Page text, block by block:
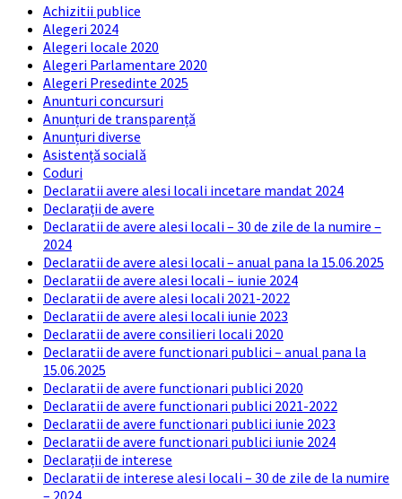
Achizitii publice
Alegeri 2024
Alegeri locale 2020
Alegeri Parlamentare 2020
Alegeri Presedinte 2025
Anunturi concursuri
Anunțuri de transparență
Anunțuri diverse
Asistență socială
Coduri
Declaratii avere alesi locali incetare mandat 2024
Declarații de avere
Declaratii de avere alesi locali – 30 de zile de la numire –
2024
Declaratii de avere alesi locali – anual pana la 15.06.2025
Declaratii de avere alesi locali – iunie 2024
Declaratii de avere alesi locali 2021-2022
Declaratii de avere alesi locali iunie 2023
Declaratii de avere consilieri locali 2020
Declaratii de avere functionari publici – anual pana la
15.06.2025
Declaratii de avere functionari publici 2020
Declaratii de avere functionari publici 2021-2022
Declaratii de avere functionari publici iunie 2023
Declaratii de avere functionari publici iunie 2024
Declarații de interese
Declaratii de interese alesi locali – 30 de zile de la numire
– 2024